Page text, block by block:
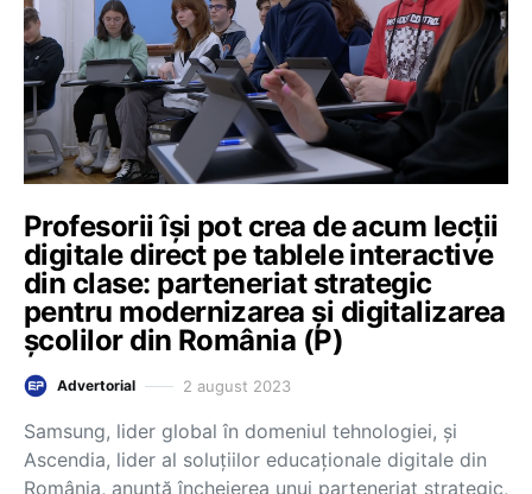
Profesorii își pot crea de acum lecții
digitale direct pe tablele interactive
din clase: parteneriat strategic
pentru modernizarea și digitalizarea
școlilor din România (P)
Advertorial 2 august 2023
Samsung, lider global în domeniul tehnologiei, și
Ascendia, lider al soluțiilor educaționale digitale din
România, anunță încheierea unui parteneriat strategic,